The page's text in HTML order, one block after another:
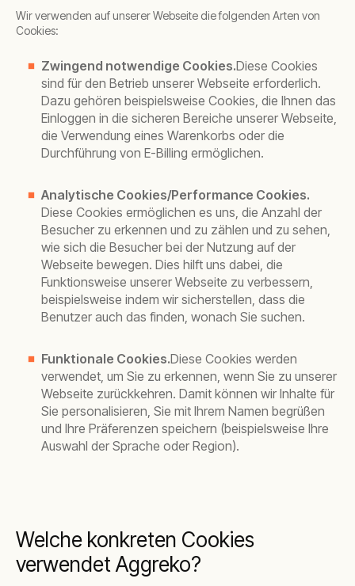
Wir verwenden auf unserer Webseite die folgenden Arten von
Cookies:
Zwingend notwendige Cookies.Diese Cookies
sind für den Betrieb unserer Webseite erforderlich.
Dazu gehören beispielsweise Cookies, die Ihnen das
Einloggen in die sicheren Bereiche unserer Webseite,
die Verwendung eines Warenkorbs oder die
Durchführung von E-Billing ermöglichen.
Analytische Cookies/Performance Cookies.
Diese Cookies ermöglichen es uns, die Anzahl der
Besucher zu erkennen und zu zählen und zu sehen,
wie sich die Besucher bei der Nutzung auf der
Webseite bewegen. Dies hilft uns dabei, die
Funktionsweise unserer Webseite zu verbessern,
beispielsweise indem wir sicherstellen, dass die
Benutzer auch das finden, wonach Sie suchen.
Funktionale Cookies.Diese Cookies werden
verwendet, um Sie zu erkennen, wenn Sie zu unserer
Webseite zurückkehren. Damit können wir Inhalte für
Sie personalisieren, Sie mit Ihrem Namen begrüßen
und Ihre Präferenzen speichern (beispielsweise Ihre
Auswahl der Sprache oder Region).
Welche konkreten Cookies
verwendet Aggreko?